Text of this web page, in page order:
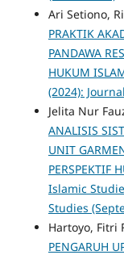
Ari Setiono,
PRAKTIK
PANDAWA
HUKUM
(2024):
Jelita Nur
ANALISIS
UNIT
PERSPEKTIF
Islamic
Studies
Hartoyo, Fitri
PENGARUH